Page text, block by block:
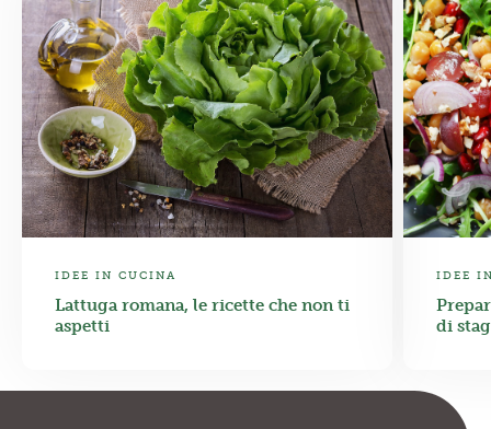
IDEE IN CUCINA
Lattuga romana, le ricette che non ti
aspetti
IDEE
di